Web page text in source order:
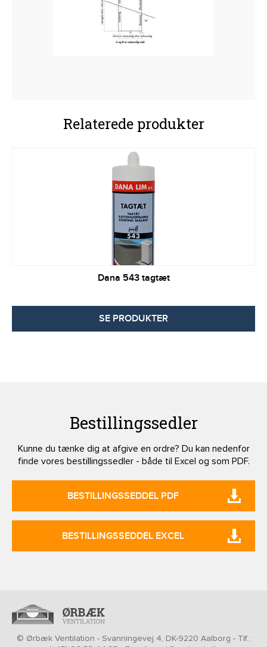
Relaterede produkter
Dana 543 tagtæt
SE PRODUKTER
Bestillingssedler
Kunne du tænke dig at afgive en ordre? Du kan nedenfor
finde vores bestillingssedler - både til Excel og som PDF.
BESTILLINGSSEDDEL PDF
BESTILLINGSSEDDEL EXCEL
© Ørbæk Ventilation - Svanningevej 4, DK-9220 Aalborg - Tlf.: